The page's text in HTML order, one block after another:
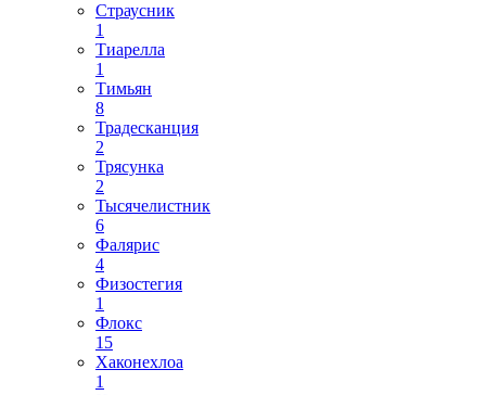
Страусник
1
Тиарелла
1
Тимьян
8
Традесканция
2
Трясунка
2
Тысячелистник
6
Фалярис
4
Физостегия
1
Флокс
15
Хаконехлоа
1